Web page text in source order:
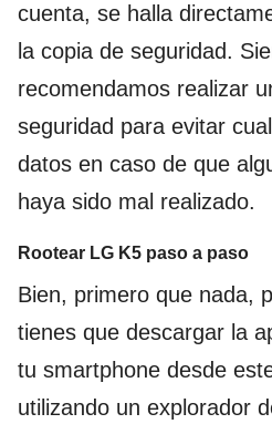
cuenta, se halla
la copia de seguridad.
recomendamos realizar
seguridad para evitar
datos en caso de que
haya sido mal realizado.
Rootear LG K5 paso a paso
Bien, primero que nada,
tienes que descargar la
tu smartphone desde
utilizando un explorador